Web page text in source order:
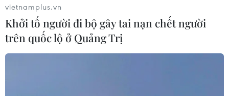
vietnamplus.vn
Khởi tố người đi bộ gây tai nạn chết người
trên quốc lộ ở Quảng Trị